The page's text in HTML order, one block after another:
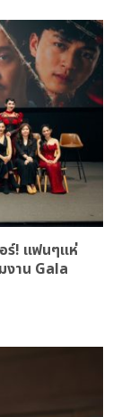
ร์! แฟนๆแห่
งาน Gala